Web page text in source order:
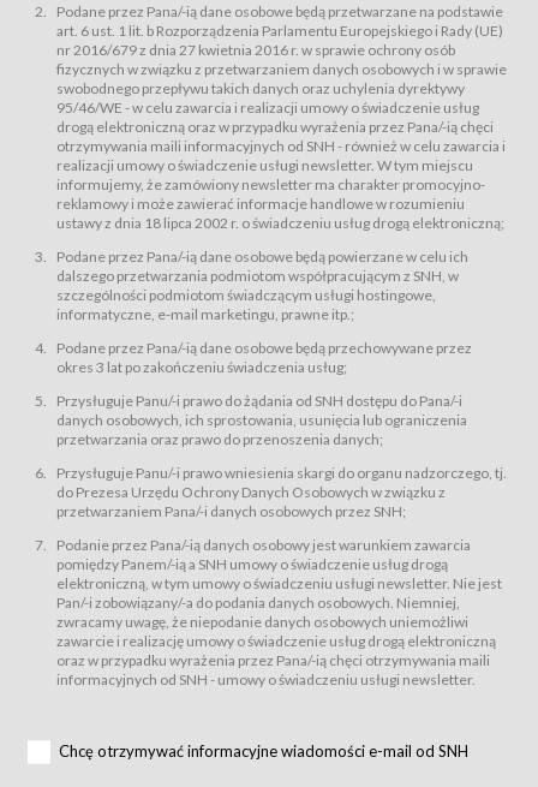
Sklep – sklep internetowy prowadzony przez Usługodawcę w Serwisie;
Regulamin – niniejszy regulamin.
§ 2
Postanowienia ogólne
Regulamin określa zasady:
świadczenia Usługobiorcom Usług przez Usługodawcę, z
zastrzeżeniem usług, o których mowa w ust. 2 pkt. 4 i 5 poniżej, których
zasady świadczenia precyzują odrębne regulaminy,
przetwarzania przez Usługodawcę danych osobowych Usługobiorców
będących osobami fizycznymi.
świadczy Usługi drogą elektroniczną w rozumieniu ustawy z dnia 18 lipca
2002 r. o świadczeniu usług drogą elektroniczną (Dz.U. z 2002 r., Nr 144, poz.
1204, z późń. zm.). Usługi świadczone są nieodpłatnie.
usługę przeglądania i odczytywania przez Usługobiorców materiałów
zamieszczanych w Serwisie,
usługę utrzymywania konta użytkownika w Serwisie,
usługę newsletter,
usługę zawierania na odległość umów nabycia Karnetów i Biletów,
usługę zawierania na odległość umów sprzedaży w Sklepie.
dnia 18 lipca 2002 r. o świadczeniu usług drogą elektroniczną (Dz.U. z 2002
r., Nr 144, poz. 1204, z późń. zm.). Usługi świadczone są nieodpłatnie.
Na zasadach określonych w Regulaminie dostęp do Serwisu jest otwarty dla
Usługobiorca przed rozpoczęciem korzystania z Serwisu jest zobowiązany
zapoznać się z Regulaminem. Założenie konta w Serwisie oraz zamówienie
usługi newsletter za pośrednictwem przeznaczonego do tego formularza
zamieszczonego na stronach Serwisu dostępnych dla wszystkich
Usługobiorców wymaga akceptacji postanowień Regulaminu.
Usługobiorca zobowiązany jest do przestrzegania postanowień Regulaminu
od chwili rozpoczęcia korzystania z Serwisu.
Regulamin jest udostępniony Usługobiorcom nieodpłatnie za
Warunki techniczne korzystania z Usług
Podane przez Pana/-ią dane osobowe będą przetwarzane na podstawie
art. 6 ust. 1 lit. b Rozporządzenia Parlamentu Europejskiego i Rady (UE)
nr 2016/679 z dnia 27 kwietnia 2016 r. w sprawie ochrony osób
fizycznych w związku z przetwarzaniem danych osobowych i w sprawie
swobodnego przepływu takich danych oraz uchylenia dyrektywy
95/46/WE - w celu zawarcia i realizacji umowy o świadczenie usług
drogą elektroniczną oraz w przypadku wyrażenia przez Pana/-ią chęci
otrzymywania maili informacyjnych od SNH - również w celu zawarcia i
realizacji umowy o świadczenie usługi newsletter. W tym miejscu
informujemy, że zamówiony newsletter ma charakter promocyjno-
reklamowy i może zawierać informacje handlowe w rozumieniu
ustawy z dnia 18 lipca 2002 r. o świadczeniu usług drogą elektroniczną;
Podane przez Pana/-ią dane osobowe będą powierzane w celu ich
dalszego przetwarzania podmiotom współpracującym z SNH, w
szczególności podmiotom świadczącym usługi hostingowe,
informatyczne, e-mail marketingu, prawne itp.;
Podane przez Pana/-ią dane osobowe będą przechowywane przez
okres 3 lat po zakończeniu świadczenia usług;
Przysługuje Panu/-i prawo do żądania od SNH dostępu do Pana/-i
danych osobowych, ich sprostowania, usunięcia lub ograniczenia
przetwarzania oraz prawo do przenoszenia danych;
Przysługuje Panu/-i prawo wniesienia skargi do organu nadzorczego, tj.
do Prezesa Urzędu Ochrony Danych Osobowych w związku z
przetwarzaniem Pana/-i danych osobowych przez SNH;
Podanie przez Pana/-ią danych osobowy jest warunkiem zawarcia
pomiędzy Panem/-ią a SNH umowy o świadczenie usług drogą
elektroniczną, w tym umowy o świadczeniu usługi newsletter. Nie jest
Pan/-i zobowiązany/-a do podania danych osobowych. Niemniej,
zwracamy uwagę, że niepodanie danych osobowych uniemożliwi
zawarcie i realizację umowy o świadczenie usług drogą elektroniczną
oraz w przypadku wyrażenia przez Pana/-ią chęci otrzymywania maili
informacyjnych od SNH - umowy o świadczeniu usługi newsletter.
Chcę otrzymywać informacyjne wiadomości e-mail od SNH